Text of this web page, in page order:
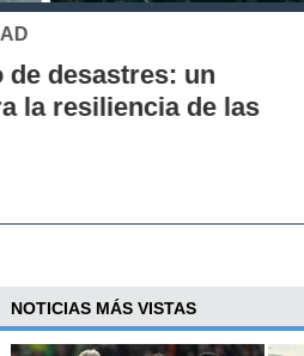
UC
Los 70 años de la
la UC: Conoce su
al desarrollo científico
NOTICIAS MÁS VISTAS